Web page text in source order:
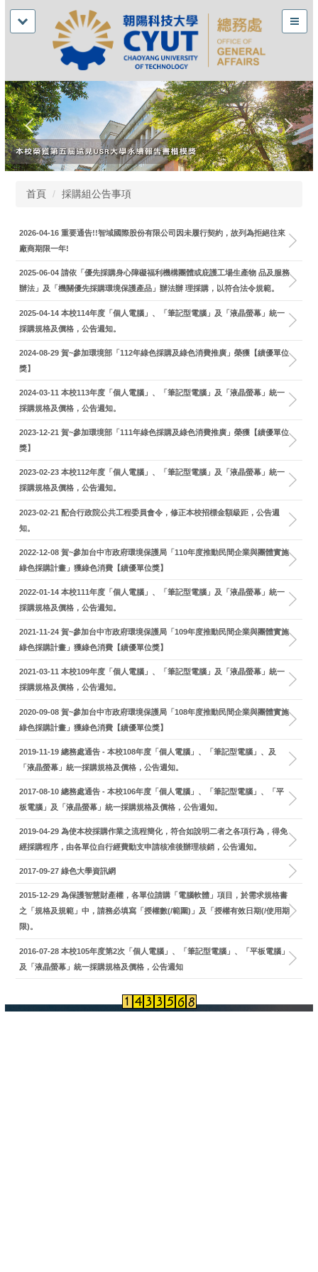
首頁 採購組公告事項
2026-04-16 重要通告!!智域國際股份有限公司因未履行契約，故列為拒絕往來
廠商期限一年!
2025-06-04 請依「優先採購身心障礙福利機構團體或庇護工場生產物 品及服務
辦法」及「機關優先採購環境保護產品」辦法辦 理採購，以符合法令規範。
2025-04-14 本校114年度「個人電腦」、「筆記型電腦」及「液晶螢幕」統一
採購規格及價格，公告週知。
2024-08-29 賀~參加環境部「112年綠色採購及綠色消費推廣」榮獲【績優單位
獎】
2024-03-11 本校113年度「個人電腦」、「筆記型電腦」及「液晶螢幕」統一
採購規格及價格，公告週知。
2023-12-21 賀~參加環境部「111年綠色採購及綠色消費推廣」榮獲【績優單位
獎】
2023-02-23 本校112年度「個人電腦」、「筆記型電腦」及「液晶螢幕」統一
採購規格及價格，公告週知。
2023-02-21 配合行政院公共工程委員會令，修正本校招標金額級距，公告週
知。
2022-12-08 賀~參加台中市政府環境保護局「110年度推動民間企業與團體實施
綠色採購計畫」獲綠色消費【績優單位獎】
2022-01-14 本校111年度「個人電腦」、「筆記型電腦」及「液晶螢幕」統一
採購規格及價格，公告週知。
2021-11-24 賀~參加台中市政府環境保護局「109年度推動民間企業與團體實施
綠色採購計畫」獲綠色消費【績優單位獎】
2021-03-11 本校109年度「個人電腦」、「筆記型電腦」及「液晶螢幕」統一
採購規格及價格，公告週知。
2020-09-08 賀~參加台中市政府環境保護局「108年度推動民間企業與團體實施
綠色採購計畫」獲綠色消費【績優單位獎】
2019-11-19 總務處通告 - 本校108年度「個人電腦」、「筆記型電腦」、及
「液晶螢幕」統一採購規格及價格，公告週知。
2017-08-10 總務處通告 - 本校106年度「個人電腦」、「筆記型電腦」、「平
板電腦」及「液晶螢幕」統一採購規格及價格，公告週知。
2019-04-29 為使本校採購作業之流程簡化，符合如說明二者之各項行為，得免
經採購程序，由各單位自行經費動支申請核准後辦理核銷，公告週知。
2017-09-27 綠色大學資訊網
2015-12-29 為保護智慧財產權，各單位請購「電腦軟體」項目，於需求規格書
之「規格及規範」中，請務必填寫「授權數(/範圍)」及「授權有效日期(/使用期
限)。
2016-07-28 本校105年度第2次「個人電腦」、「筆記型電腦」、「平板電腦」
及「液晶螢幕」統一採購規格及價格，公告週知